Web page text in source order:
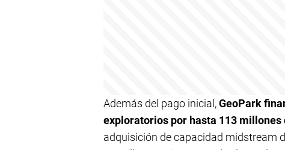
Además del pago inicial,GeoPark
exploratorios por hasta 113 millones
adquisición de capacidad midstream